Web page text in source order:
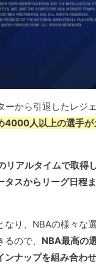
から引退したレジ
4000人以上の選手が
リアルタイムで取得
タスからリーグ日程
なり、NBAの様々な
ので、 NBA最高の
ンナップを組み合わせ